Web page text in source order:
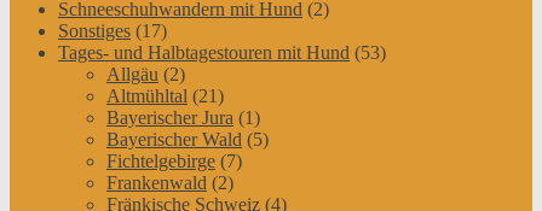
Schneeschuhwandern mit Hund (2)
Sonstiges (17)
Tages- und Halbtagestouren mit Hund (53)
Allgäu (2)
Altmühltal (21)
Bayerischer Jura (1)
Bayerischer Wald (5)
Fichtelgebirge (7)
Frankenwald (2)
Fränkische Schweiz (4)